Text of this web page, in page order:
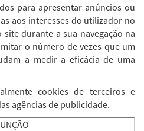
para apresentar anúncios ou
aos interesses do utilizador no
durante a sua navegação na
o número de vezes que um
a medir a eficácia de uma
cookies de terceiros e
agências de publicidade.